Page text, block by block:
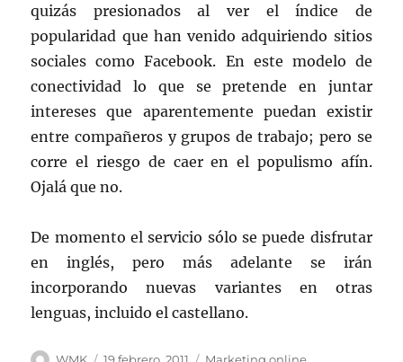
quizás presionados al ver el índice de
popularidad que han venido adquiriendo sitios
sociales como Facebook. En este modelo de
conectividad lo que se pretende en juntar
intereses que aparentemente puedan existir
entre compañeros y grupos de trabajo; pero se
corre el riesgo de caer en el populismo afín.
Ojalá que no.
De momento el servicio sólo se puede disfrutar
en inglés, pero más adelante se irán
incorporando nuevas variantes en otras
lenguas, incluido el castellano.
Autor
WMK
Publicado
19 febrero, 2011 Categorías
Marketing online,